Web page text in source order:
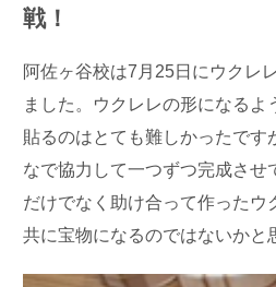
戦！
阿佐ヶ谷校は7月25日にウクレ
ました。ウクレレの形になるよ
貼るのはとても難しかったです
なで協力して一つずつ完成させ
だけでなく助け合って作ったウ
共に宝物になるのではないかと